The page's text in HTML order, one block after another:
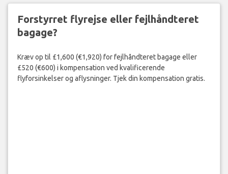
Forstyrret flyrejse eller fejlhåndteret
bagage?
Kræv op til £1,600 (€1,920) for fejlhåndteret bagage eller
£520 (€600) i kompensation ved kvalificerende
flyforsinkelser og aflysninger. Tjek din kompensation gratis.